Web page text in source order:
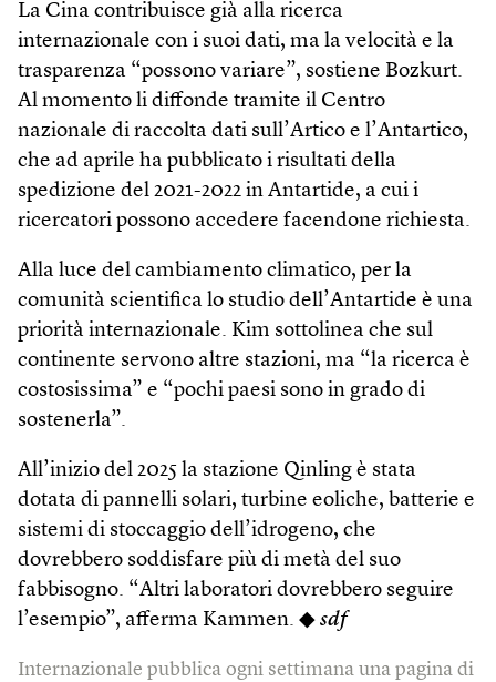
La Cina contribuisce già alla ricerca
internazionale con i suoi dati, ma la velocità e la
trasparenza “possono variare”, sostiene Bozkurt.
Al momento li diffonde tramite il Centro
nazionale di raccolta dati sull’Artico e l’Antartico,
che ad aprile ha pubblicato i risultati della
spedizione del 2021-2022 in Antartide, a cui i
ricercatori possono accedere facendone richiesta.
Alla luce del cambiamento climatico, per la
comunità scientifica lo studio dell’Antartide è una
priorità internazionale. Kim sottolinea che sul
continente servono altre stazioni, ma “la ricerca è
costosissima” e “pochi paesi sono in grado di
sostenerla”.
All’inizio del 2025 la stazione Qinling è stata
dotata di pannelli solari, turbine eoliche, batterie e
sistemi di stoccaggio dell’idrogeno, che
dovrebbero soddisfare più di metà del suo
fabbisogno. “Altri laboratori dovrebbero seguire
l’esempio”, afferma Kammen. ◆ sdf
Internazionale pubblica ogni settimana una pagina di